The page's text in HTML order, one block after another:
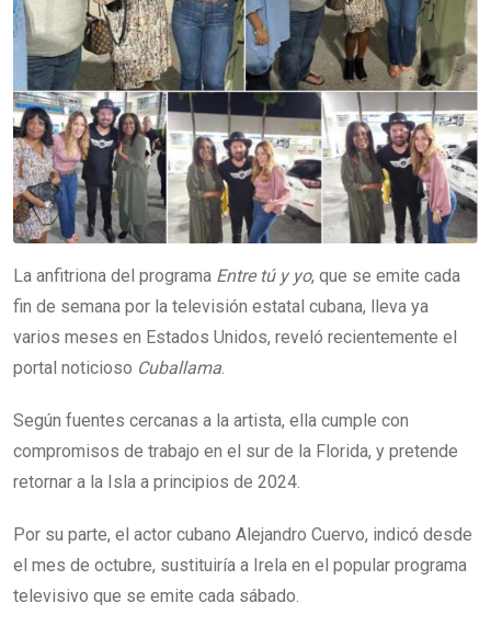
La anfitriona del programa Entre tú y yo, que se emite cada
fin de semana por la televisión estatal cubana, lleva ya
varios meses en Estados Unidos, reveló recientemente el
portal noticioso Cuballama.
Según fuentes cercanas a la artista, ella cumple con
compromisos de trabajo en el sur de la Florida, y pretende
retornar a la Isla a principios de 2024.
Por su parte, el actor cubano Alejandro Cuervo, indicó desde
el mes de octubre, sustituiría a Irela en el popular programa
televisivo que se emite cada sábado.